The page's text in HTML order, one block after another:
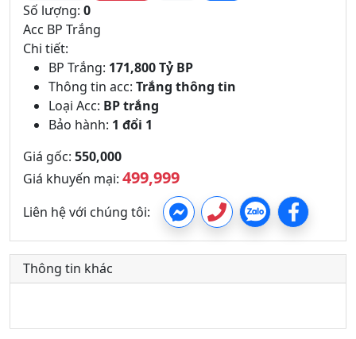
Số lượng: 0
Acc BP Trắng
Chi tiết:
BP Trắng: 171,800 Tỷ BP
Thông tin acc: Trắng thông tin
Loại Acc: BP trắng
Bảo hành: 1 đổi 1
Giá gốc: 550,000
Giá khuyến mại: 499,999
Liên hệ với chúng tôi:
Thông tin khác